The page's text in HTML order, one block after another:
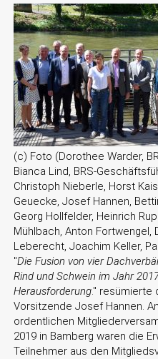
(c) Foto (Dorothee Warder,
Bianca Lind, BRS-
Christoph Nieberle, Horst
Geuecke, Josef Hannen,
Georg Hollfelder, Heinrich
Mühlbach, Anton Fortwengel,
Leberecht, Joachim Keller,
Die Fusion von vier
Rind und Schwein im Jahr
Herausforderung. resümierte
Vorsitzende Josef Hannen.
ordentlichen
2019 in Bamberg waren die
Teilnehmer aus den